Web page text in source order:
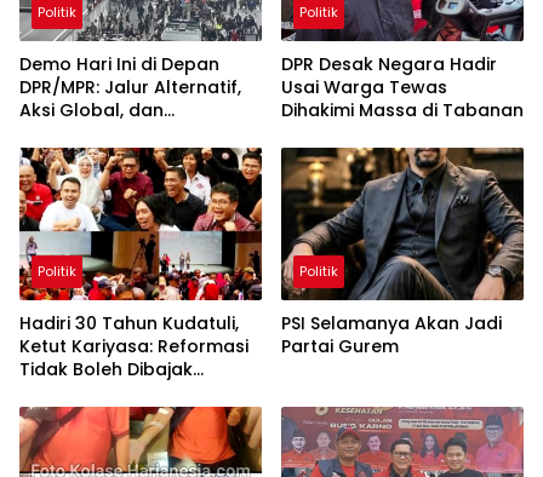
Politik
Demo Hari Ini di Depan
DPR/MPR: Jalur Alternatif,
Aksi Global, dan
Agustus 2026
Politik
DPR Desak Negara Hadir
Usai Warga Tewas
Dihakimi Massa di Tabanan
Politik
Hadiri 30 Tahun Kudatuli,
Ketut Kariyasa: Reformasi
Tidak Boleh Dibajak
Politik
PSI Selamanya Akan Jadi
Partai Gurem